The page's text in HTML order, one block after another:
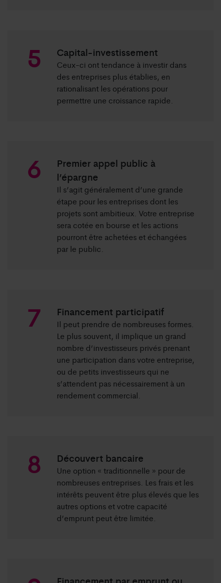
Capital-investissement
Ceux-ci ont tendance à investir dans
des entreprises plus établies, en
rationalisant les opérations pour
permettre une croissance rapide.
Premier appel public à
l’épargne
Il s’agit généralement d’une grande
étape pour les entreprises dont les
projets sont ambitieux. Votre entreprise
sera cotée en bourse et les actions
pourront être achetées et échangées
par le public.
Financement participatif
Il peut prendre de nombreuses formes.
Le plus souvent, il implique un grand
nombre d’investisseurs privés prenant
une participation dans votre entreprise,
ou de petits investisseurs qui ne
s’attendent pas nécessairement à un
rendement commercial.
Découvert bancaire
Une option « traditionnelle » pour de
nombreuses entreprises. Les frais et les
intérêts peuvent être plus élevés que les
autres options et votre capacité
d’emprunt peut être limitée.